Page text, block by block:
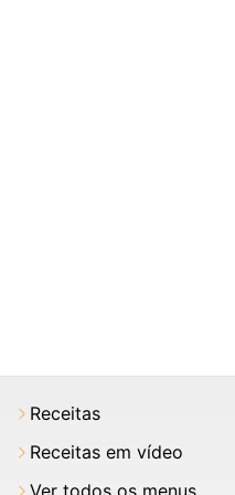
Receitas
Receitas em vídeo
Ver todos os menus